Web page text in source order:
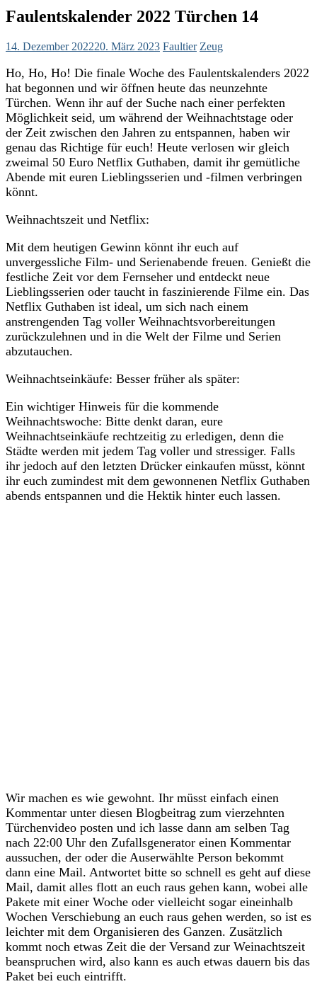
Faulentskalender 2022 Türchen 14
14. Dezember 202220. März 2023 Faultier Zeug
Ho, Ho, Ho! Die finale Woche des Faulentskalenders 2022
hat begonnen und wir öffnen heute das neunzehnte
Türchen. Wenn ihr auf der Suche nach einer perfekten
Möglichkeit seid, um während der Weihnachtstage oder
der Zeit zwischen den Jahren zu entspannen, haben wir
genau das Richtige für euch! Heute verlosen wir gleich
zweimal 50 Euro Netflix Guthaben, damit ihr gemütliche
Abende mit euren Lieblingsserien und -filmen verbringen
könnt.
Weihnachtszeit und Netflix:
Mit dem heutigen Gewinn könnt ihr euch auf
unvergessliche Film- und Serienabende freuen. Genießt die
festliche Zeit vor dem Fernseher und entdeckt neue
Lieblingsserien oder taucht in faszinierende Filme ein. Das
Netflix Guthaben ist ideal, um sich nach einem
anstrengenden Tag voller Weihnachtsvorbereitungen
zurückzulehnen und in die Welt der Filme und Serien
abzutauchen.
Weihnachtseinkäufe: Besser früher als später:
Ein wichtiger Hinweis für die kommende
Weihnachtswoche: Bitte denkt daran, eure
Weihnachtseinkäufe rechtzeitig zu erledigen, denn die
Städte werden mit jedem Tag voller und stressiger. Falls
ihr jedoch auf den letzten Drücker einkaufen müsst, könnt
ihr euch zumindest mit dem gewonnenen Netflix Guthaben
abends entspannen und die Hektik hinter euch lassen.
Wir machen es wie gewohnt. Ihr müsst einfach einen
Kommentar unter diesen Blogbeitrag zum vierzehnten
Türchenvideo posten und ich lasse dann am selben Tag
nach 22:00 Uhr den Zufallsgenerator einen Kommentar
aussuchen, der oder die Auserwählte Person bekommt
dann eine Mail. Antwortet bitte so schnell es geht auf diese
Mail, damit alles flott an euch raus gehen kann, wobei alle
Pakete mit einer Woche oder vielleicht sogar eineinhalb
Wochen Verschiebung an euch raus gehen werden, so ist es
leichter mit dem Organisieren des Ganzen. Zusätzlich
kommt noch etwas Zeit die der Versand zur Weinachtszeit
beanspruchen wird, also kann es auch etwas dauern bis das
Paket bei euch eintrifft.